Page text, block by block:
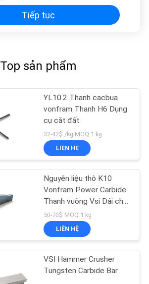
Tiếp tục
Top sản phẩm
YL10.2 Thanh cacbua
vonfram Thanh H6 Dụng
cụ cắt đất
32-42$ /kg MOQ:1 kg
LIÊN HỆ
Nguyên liệu thô K10
Vonfram Power Carbide
Thanh vuông Vsi Dải cho
máy nghiền đá
50-70$ MOQ:1 kg
LIÊN HỆ
VSI Hammer Crusher
Tungsten Carbide Bar